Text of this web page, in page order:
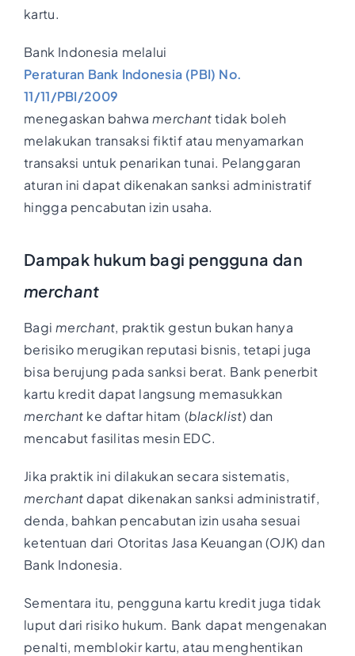
kartu.
Bank Indonesia melalui
Peraturan Bank Indonesia (PBI) No.
11/11/PBI/2009
menegaskan bahwamerchanttidak boleh
melakukan transaksi fiktif atau menyamarkan
transaksi untuk penarikan tunai. Pelanggaran
aturan ini dapat dikenakan sanksi administratif
hingga pencabutan izin usaha.
Dampak hukum bagi pengguna dan
merchant
Bagi merchant, praktik gestun bukan hanya
berisiko merugikan reputasi bisnis, tetapi juga
bisa berujung pada sanksi berat. Bank penerbit
kartu kredit dapat langsung memasukkan
merchant ke daftar hitam (blacklist) dan
mencabut fasilitas mesin EDC.
Jika praktik ini dilakukan secara sistematis,
merchant dapat dikenakan sanksi administratif,
denda, bahkan pencabutan izin usaha sesuai
ketentuan dari Otoritas Jasa Keuangan (OJK) dan
Bank Indonesia.
Sementara itu, pengguna kartu kredit juga tidak
luput dari risiko hukum. Bank dapat mengenakan
penalti, memblokir kartu, atau menghentikan